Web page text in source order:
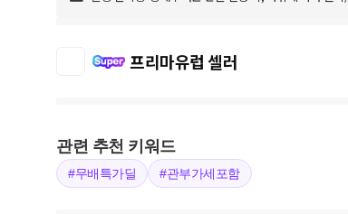
프리마유럽 셀러
관련 추천 키워드
#무배특가딜 #관부가세포함